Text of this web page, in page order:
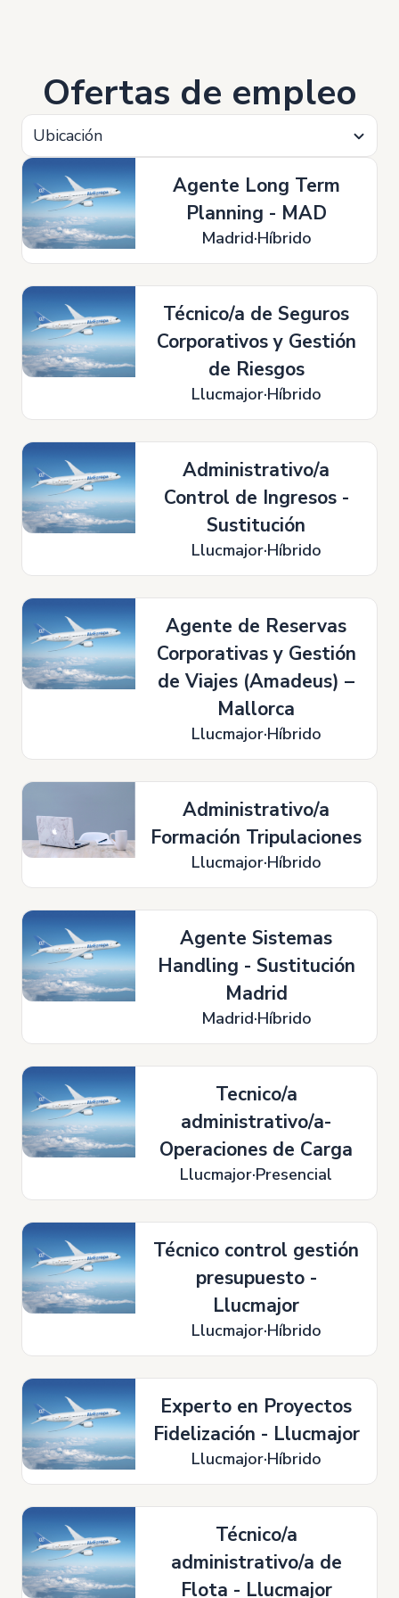
Ofertas de empleo
Ubicación
Agente Long Term
Planning - MAD
Madrid Híbrido
Técnico/a de Seguros
Corporativos y Gestión
de Riesgos
Llucmajor Híbrido
Administrativo/a
Control de Ingresos -
Sustitución
Llucmajor Híbrido
Agente de Reservas
Corporativas y Gestión
de Viajes (Amadeus) –
Mallorca
Llucmajor Híbrido
Administrativo/a
Formación Tripulaciones
Llucmajor Híbrido
Agente Sistemas
Handling - Sustitución
Madrid
Madrid Híbrido
Tecnico/a
administrativo/a-
Operaciones de Carga
Llucmajor Presencial
Técnico control gestión
presupuesto -
Llucmajor
Llucmajor Híbrido
Experto en Proyectos
Fidelización - Llucmajor
Llucmajor Híbrido
Técnico/a
administrativo/a de
Flota - Llucmajor